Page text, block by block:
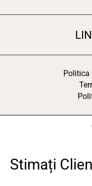
Politica
Stimați